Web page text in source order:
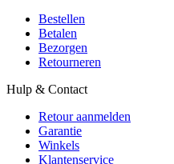
Bestellen
Betalen
Bezorgen
Retourneren
Hulp & Contact
Retour aanmelden
Garantie
Winkels
Klantenservice